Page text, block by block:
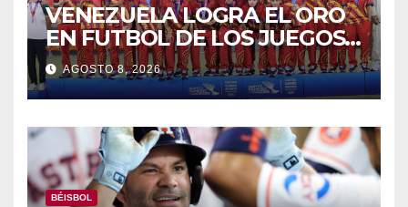
VENEZUELA LOGRA EL ORO
EN FUTBOL DE LOS JUEGOS
CAC
AGOSTO 8, 2026
BÉISBOL